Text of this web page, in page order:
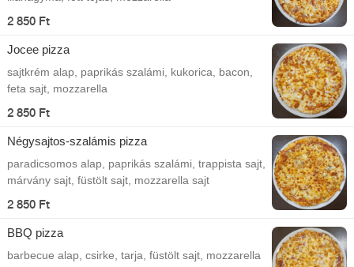
2 850 Ft
Jocee pizza
sajtkrém alap, paprikás szalámi, kukorica, bacon,
feta sajt, mozzarella
2 850 Ft
Négysajtos-szalámis pizza
paradicsomos alap, paprikás szalámi, trappista sajt,
márvány sajt, füstölt sajt, mozzarella sajt
2 850 Ft
BBQ pizza
barbecue alap, csirke, tarja, füstölt sajt, mozzarella